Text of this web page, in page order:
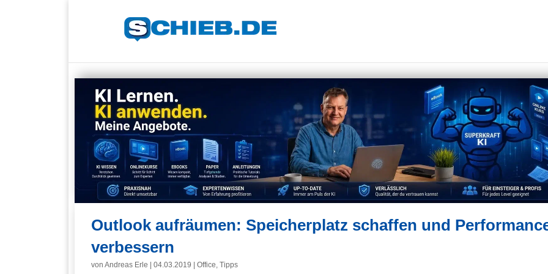
Outlook aufräumen: Speicherplatz schaffen und
verbessern
von Andreas Erle 04.03.2019 Office, Tipps